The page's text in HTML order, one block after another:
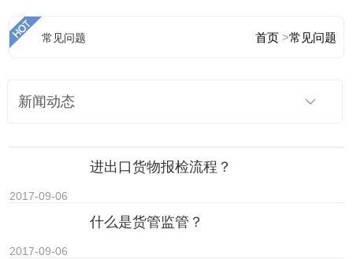
常见问题 首页 >常见问题
新闻动态
进出口货物报检流程？
2017-09-06
什么是货管监管？
2017-09-06